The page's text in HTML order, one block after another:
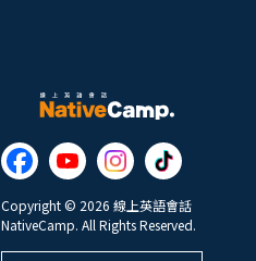
Copyright © 2026 線上英語會話
NativeCamp. All Rights Reserved.